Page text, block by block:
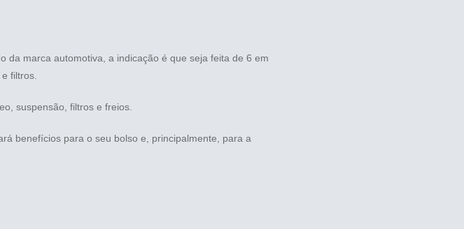
da marca automotiva, a indicação é que seja feita de 6 em
filtros.
suspensão, filtros e freios.
benefícios para o seu bolso e, principalmente, para a